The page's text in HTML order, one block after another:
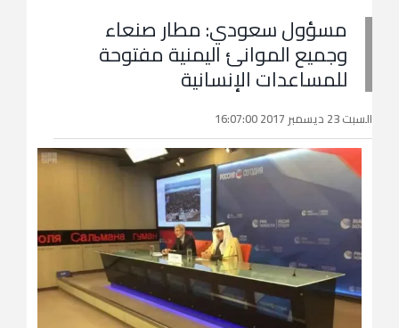
مسؤول سعودي: مطار صنعاء
وجميع الموانئ اليمنية مفتوحة
للمساعدات الإنسانية
السبت 23 ديسمبر 2017 16:07:00